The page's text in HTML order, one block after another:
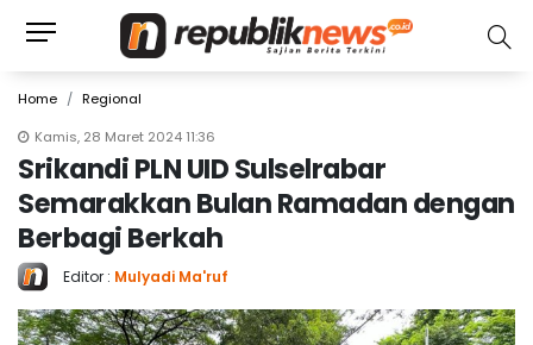
Home
Regional
Kamis, 28 Maret 2024 11:36
Srikandi PLN UID Sulselrabar
Semarakkan Bulan Ramadan dengan
Berbagi Berkah
Editor : Mulyadi Ma'ruf